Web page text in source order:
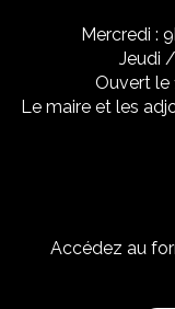
Mercredi :
Jeudi
Ouvert le
Le maire et les
Accédez au